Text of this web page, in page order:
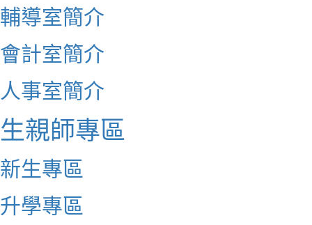
輔導室簡介
會計室簡介
人事室簡介
生親師專區
新生專區
升學專區